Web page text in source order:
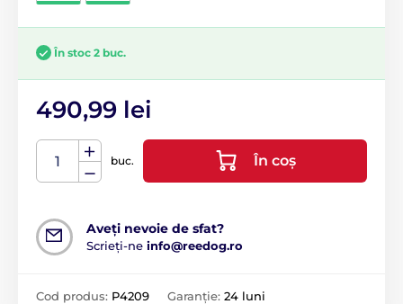
În stoc 2 buc.
490,99 lei
buc. În coș
Aveți nevoie de sfat?
Scrieți-ne info@reedog.ro
Cod produs: P4209 Garanție: 24 luni